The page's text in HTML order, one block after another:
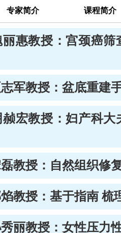
专家简介 课程简介
丽惠教授：宫颈癌
军教授：盆底重建
赪宏教授：妇产科
教授：自然组织修
教授：基于指南 梳
丽教授：女性压力